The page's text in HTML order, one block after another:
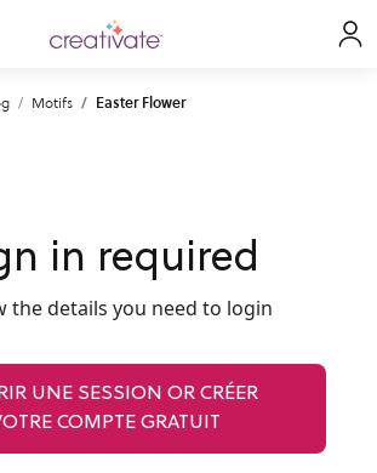
Motifs Easter Flower
in required
the details you need to login
UNE SESSION OR CRÉER
COMPTE GRATUIT